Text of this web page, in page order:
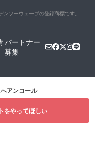
ンソーウェーブの登録商標です。
パートナー
募集
アンコール
をやってほしい